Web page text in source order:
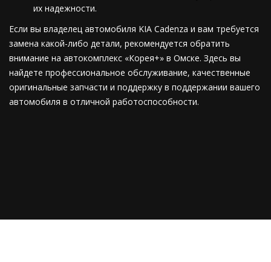
их надежности.
Если вы владелец автомобиля KIA Cadenza и вам требуется
замена какой-либо детали, рекомендуется обратить
внимание на автокомплекс «Корея+» в Омске. Здесь вы
найдете профессиональное обслуживание, качественные
оригинальные запчасти и поддержку в поддержании вашего
автомобиля в отличной работоспособности.